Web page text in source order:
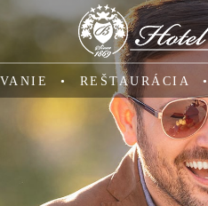
REŠTAURÁCIA